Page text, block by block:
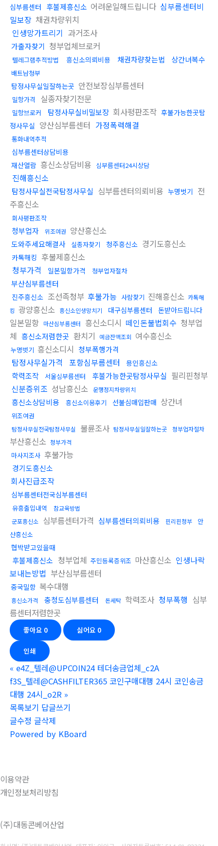
심부름센터 후불제흥신소 어려운일해드립니다 심부름센터비
밀보장 채권차량위치
인생망가트리기 과거조사
가출자찾기 청부업체브로커
텔레그램추적방법 흥신소의뢰비용 채권차량찾는법 상간녀복수
배트남청부
탐정사무실일잘하는곳 안전보장심부름센터
밀항가격 실종자찾기전문
밀항브로커 탐정사무실비밀보장 회사평판조작 후불가능한곳탐
정사무실 양산심부름센터 가정폭력해결
통화내역추적
심부름센터상담비용
재산열람 흥신소상담비용 심부름센터24시상담
진해흥신소
탐정사무실전국탐정사무실 심부름센터의뢰비용 누명벗기 전
주흥신소
회사평판조작
청부업자 위조여권 양산흥신소
도와주세요해결사 실종자찾기 청주흥신소 경기도흥신소
카톡해킹 후불제흥신소
청부가격
일본밀항가격 청부업자절차
부산심부름센터
진주흥신소 조선족청부 후불가능 사람찾기 진해흥신소 카톡해
킹 광양흥신소 흥신소인생망치기 대구심부름센터 돈받아드립니다
일본밀항 마산심부름센터 흥신소디시 떼인돈불법회수 청부업
체 흥신소저렴한곳 환치기 예금잔액조회 여수흥신소
누명벗기 흥신소디시 청부폭행가격
탐정사무실가격 포항심부름센터 용인흥신소
학력조작 서울심부름센터 후불가능한곳탐정사무실 필리핀청부
신분증위조 성남흥신소 운행정지차량위치
흥신소상담비용 흥신소이용후기 선불심매입판매 상간녀
위조여권
탐정사무실전국탐정사무실 불륜조사 탐정사무실일잘하는곳 청부업자절차
부산흥신소 청부가격
마사지조사 후불가능
경기도흥신소
회사진급조작
심부름센터전국심부름센터
유흥출입내역
참교육방법
군포흥신소 심부름센터가격 심부름센터의뢰비용 핀리핀청부
안
산흥신소
협박받고있을때
후불제흥신소 청부업체 주민등록증위조 마산흥신소 인생나락
보내는방법 부산심부름센터
중국밀항 복수대행
흥신소가격 충청도심부름센터 돈세탁 학력조사 청부폭행 심부
름센터저렴한곳
좋아요 0 싫어요 0
인쇄
« e4Z_텔레@UPCOIN24 테더송금업체_c2A
f3S_텔레@CASHFILTER365 코인구매대행 24시 코인송금
대행 24시_o2R »
목록보기 답글쓰기
글수정 글삭제
Powered by KBoard
이용약관
개인정보처리방침
(주)대동콘베어산업